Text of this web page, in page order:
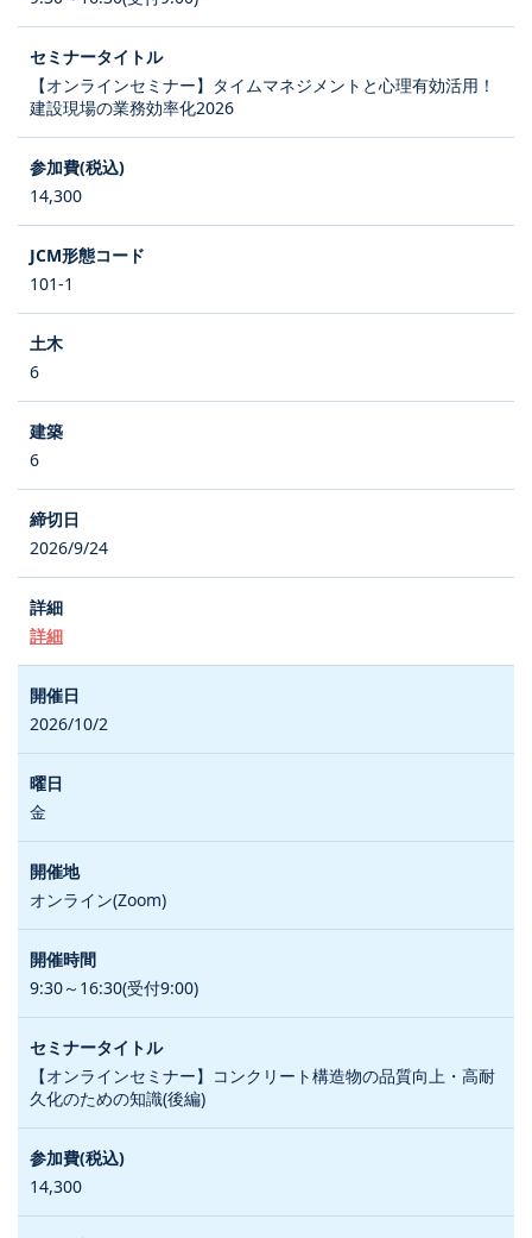
【オンラインセミナー】タイムマネジメントと心理有効活用！
建設現場の業務効率化2026
14,300
101-1
6
6
2026/9/24
詳細
2026/10/2
金
オンライン(Zoom)
9:30～16:30(受付9:00)
【オンラインセミナー】コンクリート構造物の品質向上・高耐
久化のための知識(後編)
14,300